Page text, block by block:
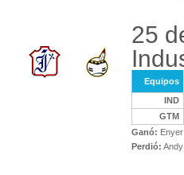
25
Equipos
IND
GTM
Ganó:
Perdió: